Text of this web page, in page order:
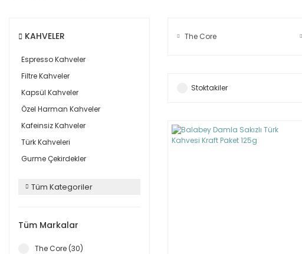
KAHVELER
Espresso Kahveler
Filtre Kahveler
Kapsül Kahveler
Özel Harman Kahveler
Kafeinsiz Kahveler
Türk Kahveleri
Gurme Çekirdekler
Tüm Kategoriler
Tüm Markalar
The Core (30)
The Core
Stoktakiler